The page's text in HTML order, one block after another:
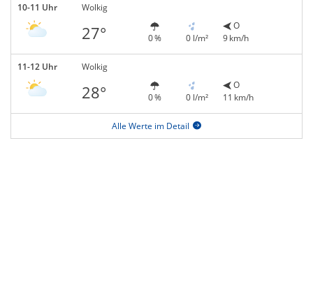
10-11 Uhr Wolkig
27° 0 % 0 l/m²
O
9 km/h
11-12 Uhr Wolkig
28° 0 % 0 l/m²
O
11 km/h
Alle Werte im Detail